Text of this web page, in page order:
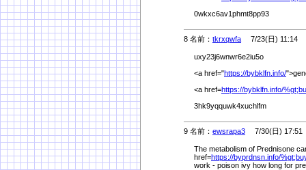
0wkxc6av1phmt8pp93
8 名前： tkrxqwfa 7/23(日) 11:14
uxy23j6wnwr6e2iu5o
<a href="https://bybklfn.info/
<a href=https://bybklfn.info/%
3hk9yqquwk4xuchlfm
9 名前： ewsrapa3 7/30(日) 17:51
The metabolism of Prednisone
href=https://byprdnsn.info/%
work - poison ivy how long for